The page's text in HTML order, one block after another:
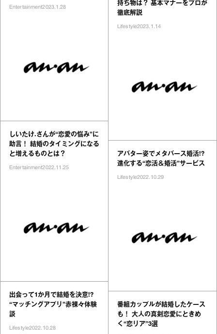
Entertainment2023.1.28
しいたけ.さんが“恋愛の悩み”に
助言！ 結婚のタイミングになる
と増えるものとは？
Entertainment2022.11.25
出会って1か月で結婚を決意!?
“マッチングアプリ”赤裸々体験
談
Lifestyle2022.10.28
持ち物は？ 基本マナーをプロが
徹底解説
Lifestyle2023.1.14
アバター姿でメタバース婚活!?
進化する“恋活＆婚活”サービス
Lifestyle2022.10.29
番組カップルが結婚したケース
も！ 大人の真剣恋愛にときめ
く“恋リア”3選